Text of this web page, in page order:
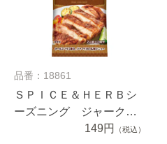
品番：18861
ＳＰＩＣＥ＆ＨＥＲＢシ
ーズニング ジャークチ
149円 （税込）